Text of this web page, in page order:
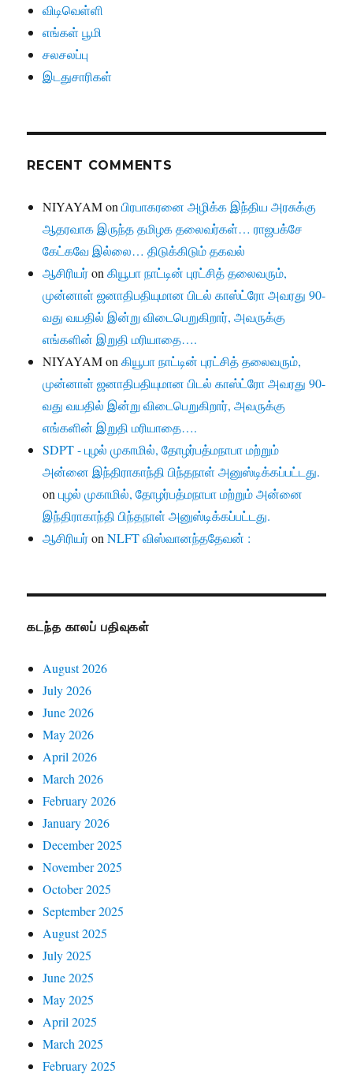
விடிவெள்ளி
எங்கள் பூமி
சலசலப்பு
இடதுசாரிகள்
RECENT COMMENTS
NIYAYAMonபிரபாகரனை அழிக்க இந்திய அரசுக்கு
ஆதரவாக இருந்த தமிழக தலைவர்கள்… ராஜபக்சே
கேட்கவே இல்லை… திடுக்கிடும் தகவல்
ஆசிரியர்onகியூபா நாட்டின் புரட்சித் தலைவரும்,
முன்னாள் ஜனாதிபதியுமான பிடல் காஸ்ட்ரோ அவரது 90-
வது வயதில் இன்று விடைபெறுகிறார், அவருக்கு
எங்களின் இறுதி மரியாதை….
NIYAYAMonகியூபா நாட்டின் புரட்சித் தலைவரும்,
முன்னாள் ஜனாதிபதியுமான பிடல் காஸ்ட்ரோ அவரது 90-
வது வயதில் இன்று விடைபெறுகிறார், அவருக்கு
எங்களின் இறுதி மரியாதை….
SDPT - புழல் முகாமில், தோழர்பத்மநாபா மற்றும்
அன்னை இந்திராகாந்தி பிந்தநாள் அனுஸ்டிக்கப்பட்டது.
onபுழல் முகாமில், தோழர்பத்மநாபா மற்றும் அன்னை
இந்திராகாந்தி பிந்தநாள் அனுஸ்டிக்கப்பட்டது.
ஆசிரியர்onNLFT விஸ்வானந்ததேவன் :
கடந்த காலப் பதிவுகள்
August 2026
July 2026
June 2026
May 2026
April 2026
March 2026
February 2026
January 2026
December 2025
November 2025
October 2025
September 2025
August 2025
July 2025
June 2025
May 2025
April 2025
March 2025
February 2025